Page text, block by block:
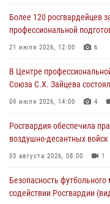
05 августа 2026, 12:39
Московские росгвардейцы
05 августа 2026, 12:35
Делегация МВД
04 августа 2026, 18:16 5
Более 120 росгвардейцев
профессиональной
21 июля 2026, 12:00 6
В Центре
Союза С.Х. Зайцева
09 июля 2026, 14:00 4
Росгвардия обеспечила
воздушно-десантных
03 августа 2026, 08:00 1
Безопасность
содействии Росгвардии